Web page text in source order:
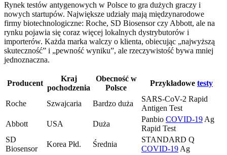
Rynek testów antygenowych w Polsce to gra dużych graczy i
nowych startupów. Największe udziały mają międzynarodowe
firmy biotechnologiczne: Roche, SD Biosensor czy Abbott, ale na
rynku pojawia się coraz więcej lokalnych dystrybutorów i
importerów. Każda marka walczy o klienta, obiecując „najwyższą
skuteczność” i „pewność wyniku”, ale rzeczywistość bywa mniej
jednoznaczna.
Producent
Kraj
pochodzenia
Obecność w
Polsce
Przykładowe testy
Roche Szwajcaria Bardzo duża
SARS-CoV-2 Rapid
Antigen Test
Abbott
USA Duża
Panbio COVID-19 Ag
Rapid Test
SD
Biosensor
Korea Płd. Średnia
STANDARD Q
COVID-19 Ag